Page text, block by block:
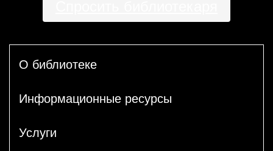
О библиотеке
Информационные ресурсы
Услуги